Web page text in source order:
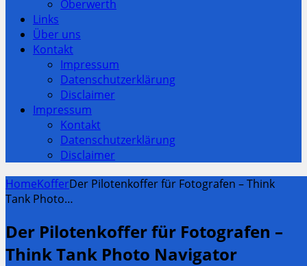
Oberwerth
Links
Über uns
Kontakt
Impressum
Datenschutzerklärung
Disclaimer
Impressum
Kontakt
Datenschutzerklärung
Disclaimer
HomeKofferDer Pilotenkoffer für Fotografen – Think
Tank Photo…
Der Pilotenkoffer für Fotografen –
Think Tank Photo Navigator